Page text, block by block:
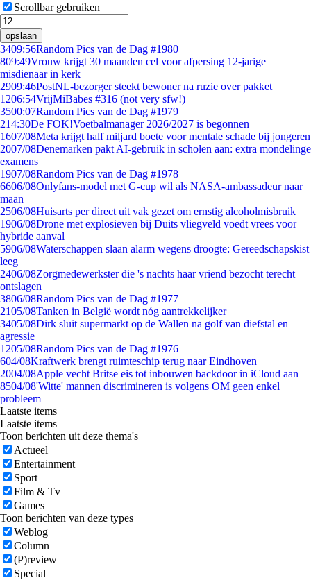
Scrollbar gebruiken
opslaan
3409:56Random Pics van de Dag #1980
809:49Vrouw krijgt 30 maanden cel voor afpersing 12-jarige
misdienaar in kerk
2909:46PostNL-bezorger steekt bewoner na ruzie over pakket
1206:54VrijMiBabes #316 (not very sfw!)
3500:07Random Pics van de Dag #1979
214:30De FOK!Voetbalmanager 2026/2027 is begonnen
1607/08Meta krijgt half miljard boete voor mentale schade bij jongeren
2007/08Denemarken pakt AI-gebruik in scholen aan: extra mondelinge
examens
1907/08Random Pics van de Dag #1978
6606/08Onlyfans-model met G-cup wil als NASA-ambassadeur naar
maan
2506/08Huisarts per direct uit vak gezet om ernstig alcoholmisbruik
1906/08Drone met explosieven bij Duits vliegveld voedt vrees voor
hybride aanval
5906/08Waterschappen slaan alarm wegens droogte: Gereedschapskist
leeg
2406/08Zorgmedewerkster die 's nachts haar vriend bezocht terecht
ontslagen
3806/08Random Pics van de Dag #1977
2105/08Tanken in België wordt nóg aantrekkelijker
3405/08Dirk sluit supermarkt op de Wallen na golf van diefstal en
agressie
1205/08Random Pics van de Dag #1976
604/08Kraftwerk brengt ruimteschip terug naar Eindhoven
2004/08Apple vecht Britse eis tot inbouwen backdoor in iCloud aan
8504/08'Witte' mannen discrimineren is volgens OM geen enkel
probleem
Laatste items
Laatste items
Toon berichten uit deze thema's
Actueel
Entertainment
Sport
Film & Tv
Games
Toon berichten van deze types
Weblog
Column
(P)review
Special